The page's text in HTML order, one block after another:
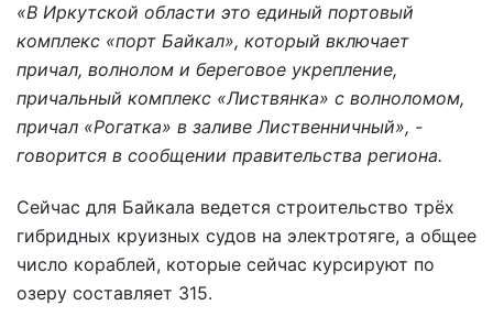
«В Иркутской области это единый портовый
комплекс «порт Байкал», который включает
причал, волнолом и береговое укрепление,
причальный комплекс «Листвянка» с волноломом,
причал «Рогатка» в заливе Лиственничный», -
говорится в сообщении правительства региона.
Сейчас для Байкала ведется строительство трёх
гибридных круизных судов на электротяге, а общее
число кораблей, которые сейчас курсируют по
озеру составляет 315.